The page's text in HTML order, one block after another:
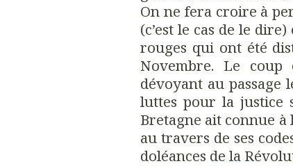
On ne fera croire à
(c’est le cas de le
rouges qui ont été
Novembre. Le
dévoyant au passage
luttes pour la justice
Bretagne ait connue
au travers de ses
doléances de la